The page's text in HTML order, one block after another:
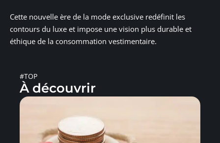
Cette nouvelle ère de la mode exclusive redéfinit les
contours du luxe et impose une vision plus durable et
éthique de la consommation vestimentaire.
#TOP
À découvrir